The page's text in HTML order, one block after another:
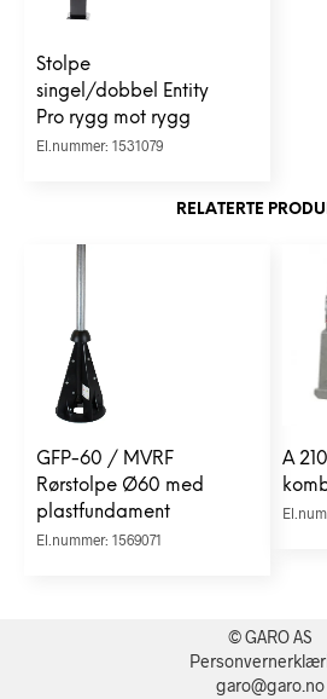
Stolpe
singel/dobbel Entity
Pro rygg mot rygg
El.nummer: 1531079
RELATERTE
GFP-60 / MVRF
Rørstolpe Ø60 med
plastfundament
El.nummer: 1569071
A
© GARO AS
garo@garo.no